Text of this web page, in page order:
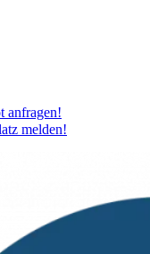
anfragen!
melden!